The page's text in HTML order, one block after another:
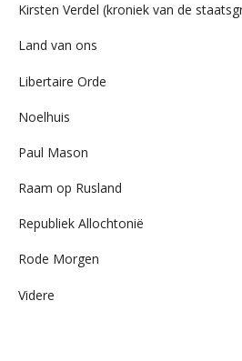
Kirsten Verdel (kroniek van de
Land van ons
Libertaire Orde
Noelhuis
Paul Mason
Raam op Rusland
Republiek Allochtonië
Rode Morgen
Videre